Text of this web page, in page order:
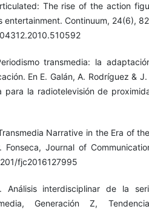
The rise of the action
entertainment. Continuum, 24(6),
transmedia: la
En E. Galán, A. Rodríguez &
para la radiotelevisión de
Narrative in the Era of
Fonseca, Journal of
fjc2016127995
Análisis interdisciplinar de la
Generación Z,